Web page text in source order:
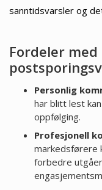
sanntidsvarsler og
Fordeler
Personlig
har blitt lest
oppfølging.
Profesjonell
markedsførere
forbedre